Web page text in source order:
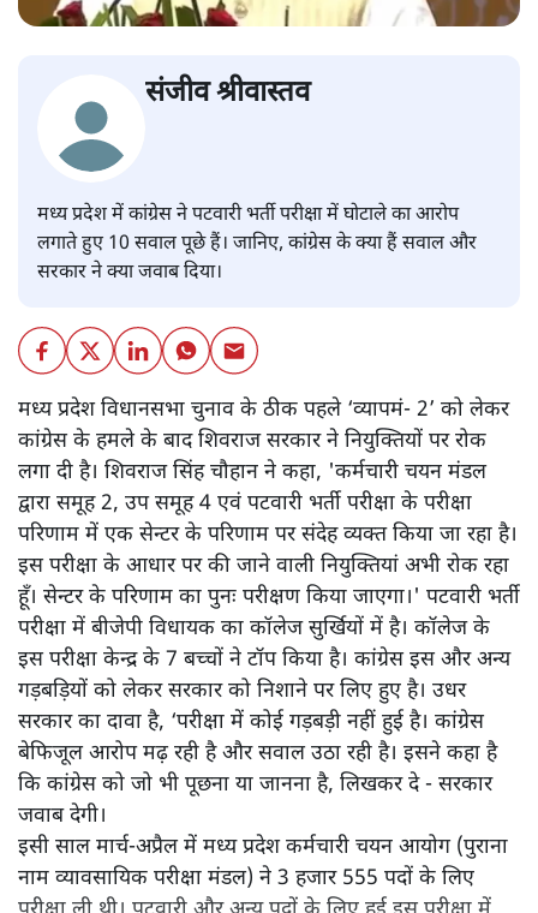
संजीव श्रीवास्तव
मध्य प्रदेश में कांग्रेस ने पटवारी भर्ती परीक्षा में घोटाले का आरोप
लगाते हुए 10 सवाल पूछे हैं। जानिए, कांग्रेस के क्या हैं सवाल और
सरकार ने क्या जवाब दिया।
मध्य प्रदेश विधानसभा चुनाव के ठीक पहले ‘व्यापमं- 2’ को लेकर
कांग्रेस के हमले के बाद शिवराज सरकार ने नियुक्तियों पर रोक
लगा दी है। शिवराज सिंह चौहान ने कहा, 'कर्मचारी चयन मंडल
द्वारा समूह 2, उप समूह 4 एवं पटवारी भर्ती परीक्षा के परीक्षा
परिणाम में एक सेन्टर के परिणाम पर संदेह व्यक्त किया जा रहा है।
इस परीक्षा के आधार पर की जाने वाली नियुक्तियां अभी रोक रहा
हूँ। सेन्टर के परिणाम का पुनः परीक्षण किया जाएगा।' पटवारी भर्ती
परीक्षा में बीजेपी विधायक का कॉलेज सुर्खियों में है। कॉलेज के
इस परीक्षा केन्द्र के 7 बच्चों ने टॉप किया है। कांग्रेस इस और अन्य
गड़बड़ियों को लेकर सरकार को निशाने पर लिए हुए है। उधर
सरकार का दावा है, ‘परीक्षा में कोई गड़बड़ी नहीं हुई है। कांग्रेस
बेफिजूल आरोप मढ़ रही है और सवाल उठा रही है। इसने कहा है
कि कांग्रेस को जो भी पूछना या जानना है, लिखकर दे - सरकार
जवाब देगी।
इसी साल मार्च-अप्रैल में मध्य प्रदेश कर्मचारी चयन आयोग (पुराना
नाम व्यावसायिक परीक्षा मंडल) ने 3 हजार 555 पदों के लिए